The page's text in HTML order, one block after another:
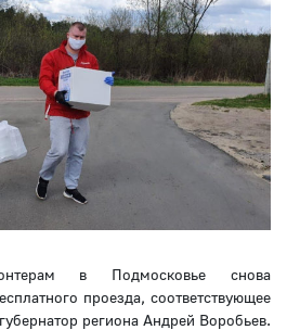
в Подмосковье снова
проезда, соответствующее
региона Андрей Воробьев.